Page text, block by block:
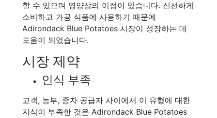
할 수 있으며 영양상의 이점이 있습니다. 신선하게
소비하고 가공 식품에 사용하기 때문에
Adirondack Blue Potatoes 시장이 성장하는 데
도움이 되었습니다.
시장 제약
인식 부족
고객, 농부, 종자 공급자 사이에서 이 유형에 대한
지식이 부족한 것은 Adirondack Blue Potatoes